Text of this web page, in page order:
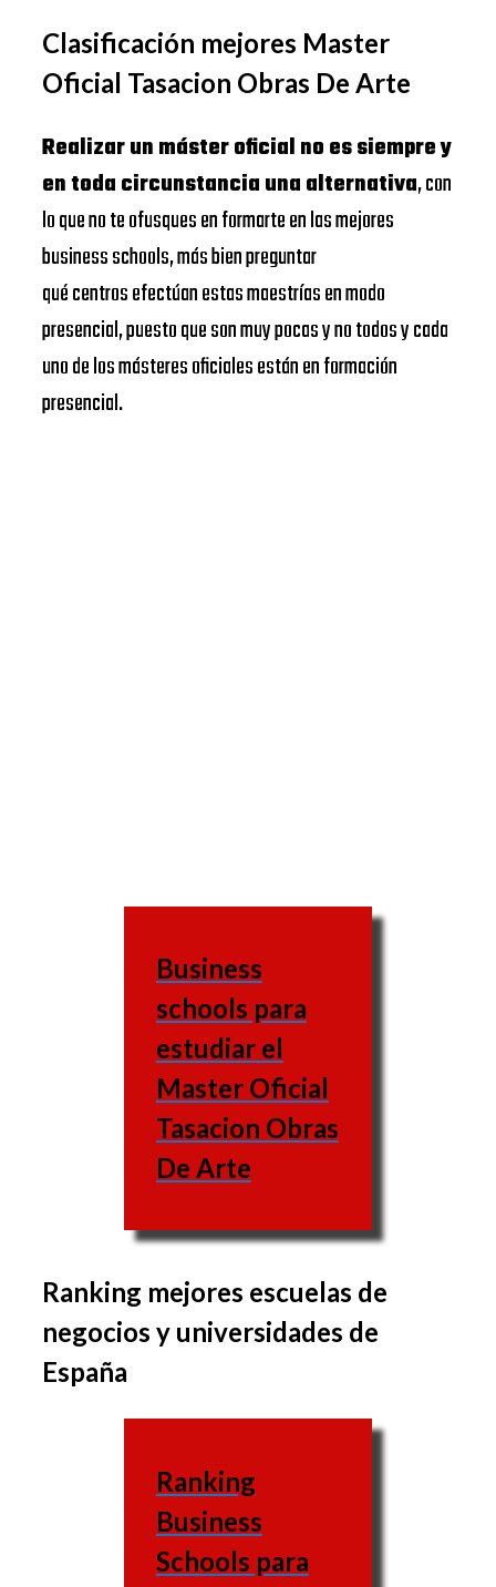
Clasificación mejores Master
Oficial Tasacion Obras De Arte
Realizar un máster oficial no es siempre y
en toda circunstancia una alternativa, con
lo que no te ofusques en formarte en las mejores
business schools, más bien preguntar
qué centros efectúan estas maestrías en modo
presencial, puesto que son muy pocas y no todos y cada
uno de los másteres oficiales están en formación
presencial.
Business
schools para
estudiar el
Master Oficial
Tasacion Obras
De Arte
El conjunto de
asignaturas varía de una
que las asignaturas
Escuela
de
Ranking mejores escuelas de
negocios y universidades de
España
Ranking
Business
Schools para